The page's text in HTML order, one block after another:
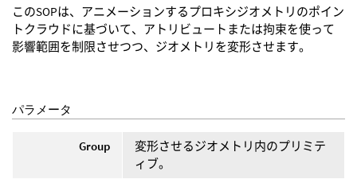
このSOPは、アニメーションするプロキシジオメトリのポイン
トクラウドに基づいて、アトリビュートまたは拘束を使って
影響範囲を制限させつつ、ジオメトリを変形させます。
パラメータ
Group
変形させるジオメトリ内のプリミテ
ィブ。